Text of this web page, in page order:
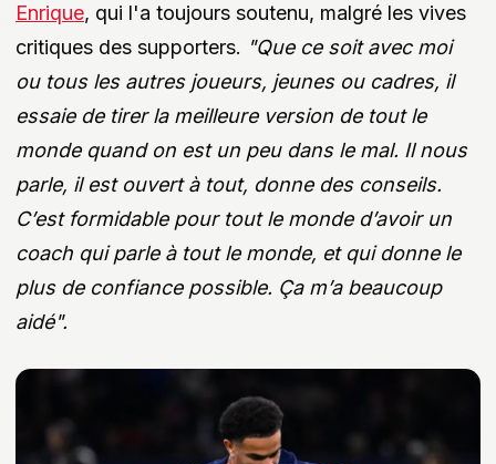
Enrique, qui l'a toujours soutenu, malgré les vives
critiques des supporters. "Que ce soit avec moi
ou tous les autres joueurs, jeunes ou cadres, il
essaie de tirer la meilleure version de tout le
monde quand on est un peu dans le mal. Il nous
parle, il est ouvert à tout, donne des conseils.
C’est formidable pour tout le monde d’avoir un
coach qui parle à tout le monde, et qui donne le
plus de confiance possible. Ça m’a beaucoup
aidé".